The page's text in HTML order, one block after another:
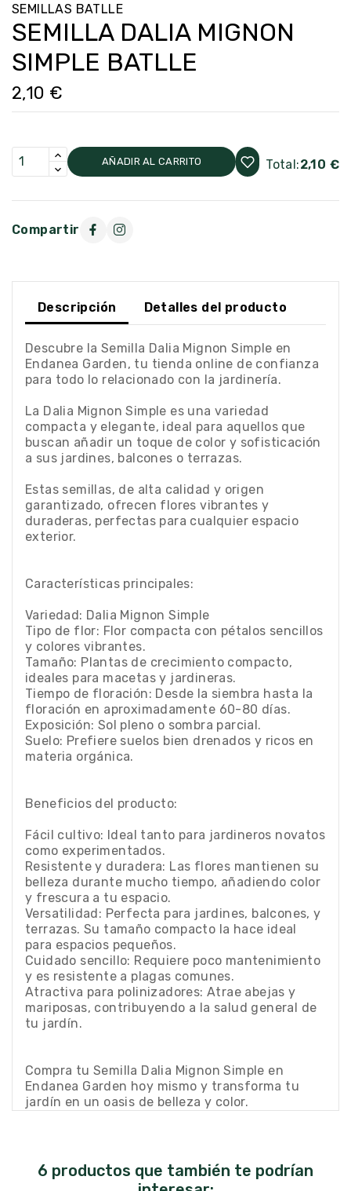
SEMILLAS BATLLE
SEMILLA DALIA MIGNON
SIMPLE BATLLE
2,10 €
AÑADIR AL CARRITO Total:2,10 €
Compartir
Descripción Detalles del producto
Descubre la Semilla Dalia Mignon Simple en
Endanea Garden, tu tienda online de confianza
para todo lo relacionado con la jardinería.
La Dalia Mignon Simple es una variedad
compacta y elegante, ideal para aquellos que
buscan añadir un toque de color y sofisticación
a sus jardines, balcones o terrazas.
Estas semillas, de alta calidad y origen
garantizado, ofrecen flores vibrantes y
duraderas, perfectas para cualquier espacio
exterior.
Características principales:
Variedad: Dalia Mignon Simple
Tipo de flor: Flor compacta con pétalos sencillos
y colores vibrantes.
Tamaño: Plantas de crecimiento compacto,
ideales para macetas y jardineras.
Tiempo de floración: Desde la siembra hasta la
floración en aproximadamente 60-80 días.
Exposición: Sol pleno o sombra parcial.
Suelo: Prefiere suelos bien drenados y ricos en
materia orgánica.
Beneficios del producto:
Fácil cultivo: Ideal tanto para jardineros novatos
como experimentados.
Resistente y duradera: Las flores mantienen su
belleza durante mucho tiempo, añadiendo color
y frescura a tu espacio.
Versatilidad: Perfecta para jardines, balcones, y
terrazas. Su tamaño compacto la hace ideal
para espacios pequeños.
Cuidado sencillo: Requiere poco mantenimiento
y es resistente a plagas comunes.
Atractiva para polinizadores: Atrae abejas y
mariposas, contribuyendo a la salud general de
tu jardín.
Compra tu Semilla Dalia Mignon Simple en
Endanea Garden hoy mismo y transforma tu
jardín en un oasis de belleza y color.
6 productos que también te podrían